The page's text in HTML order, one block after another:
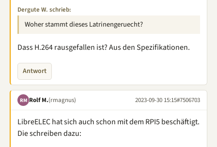
Dergute W. schrieb:
Woher stammt dieses Latrinengeruecht?
Dass H.264 rausgefallen ist? Aus den Spezifikationen.
Antwort
RM Rolf M.(rmagnus) 2023-09-30 15:15#7506703
LibreELEC hat sich auch schon mit dem RPI5 beschäftigt.
Die schreiben dazu: